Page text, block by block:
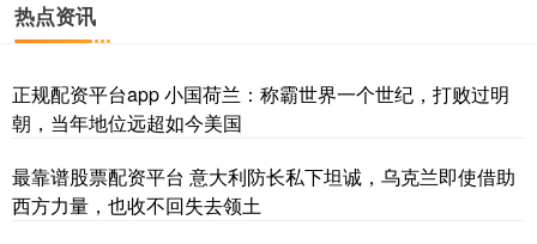
上证综指
热点资讯
正规配资平台app 小国荷兰：称霸世界一个世纪，打败过明
朝，当年地位远超如今美国
最靠谱股票配资平台 意大利防长私下坦诚，乌克兰即使借助
西方力量，也收不回失去领土